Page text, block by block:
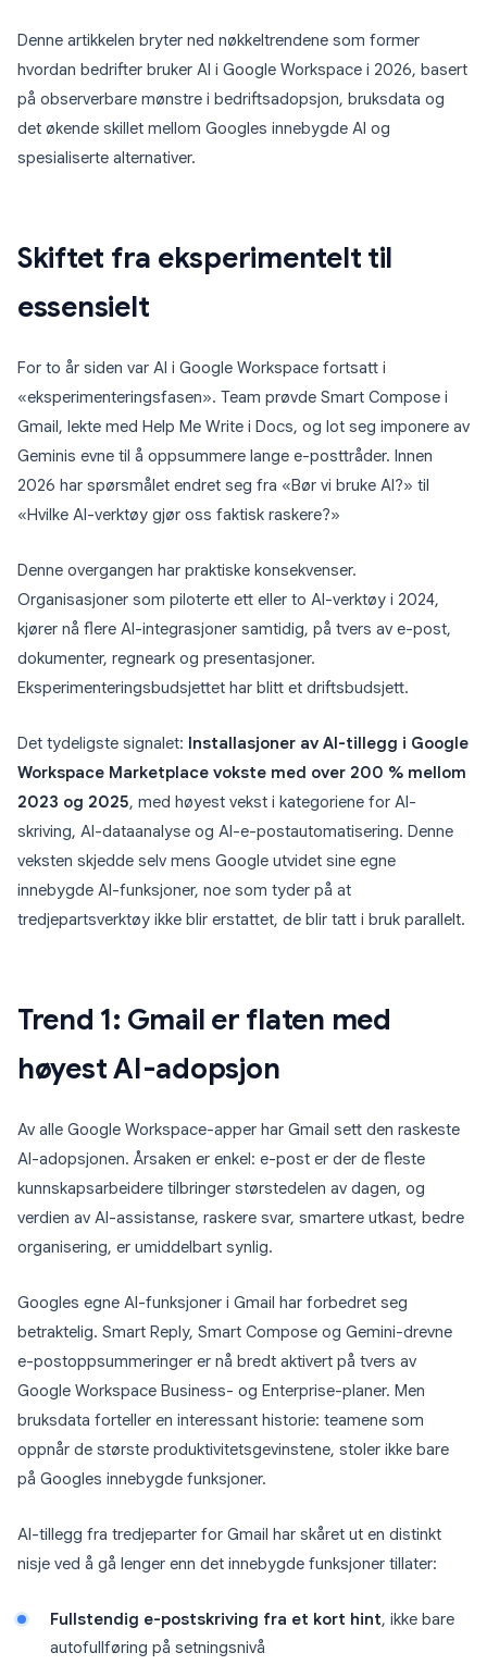
Denne artikkelen bryter ned nøkkeltrendene som former
hvordan bedrifter bruker AI i Google Workspace i 2026, basert
på observerbare mønstre i bedriftsadopsjon, bruksdata og
det økende skillet mellom Googles innebygde AI og
spesialiserte alternativer.
Skiftet fra eksperimentelt til
essensielt
For to år siden var AI i Google Workspace fortsatt i
«eksperimenteringsfasen». Team prøvde Smart Compose i
Gmail, lekte med Help Me Write i Docs, og lot seg imponere av
Geminis evne til å oppsummere lange e-posttråder. Innen
2026 har spørsmålet endret seg fra «Bør vi bruke AI?» til
«Hvilke AI-verktøy gjør oss faktisk raskere?»
Denne overgangen har praktiske konsekvenser.
Organisasjoner som piloterte ett eller to AI-verktøy i 2024,
kjører nå flere AI-integrasjoner samtidig, på tvers av e-post,
dokumenter, regneark og presentasjoner.
Eksperimenteringsbudsjettet har blitt et driftsbudsjett.
Det tydeligste signalet: Installasjoner av AI-tillegg i Google
Workspace Marketplace vokste med over 200 % mellom
2023 og 2025, med høyest vekst i kategoriene for AI-
skriving, AI-dataanalyse og AI-e-postautomatisering. Denne
veksten skjedde selv mens Google utvidet sine egne
innebygde AI-funksjoner, noe som tyder på at
tredjepartsverktøy ikke blir erstattet, de blir tatt i bruk parallelt.
Trend 1: Gmail er flaten med
høyest AI-adopsjon
Av alle Google Workspace-apper har Gmail sett den raskeste
AI-adopsjonen. Årsaken er enkel: e-post er der de fleste
kunnskapsarbeidere tilbringer størstedelen av dagen, og
verdien av AI-assistanse, raskere svar, smartere utkast, bedre
organisering, er umiddelbart synlig.
Googles egne AI-funksjoner i Gmail har forbedret seg
betraktelig. Smart Reply, Smart Compose og Gemini-drevne
e-postoppsummeringer er nå bredt aktivert på tvers av
Google Workspace Business- og Enterprise-planer. Men
bruksdata forteller en interessant historie: teamene som
oppnår de største produktivitetsgevinstene, stoler ikke bare
på Googles innebygde funksjoner.
AI-tillegg fra tredjeparter for Gmail har skåret ut en distinkt
nisje ved å gå lenger enn det innebygde funksjoner tillater:
Fullstendig e-postskriving fra et kort hint, ikke bare
autofullføring på setningsnivå